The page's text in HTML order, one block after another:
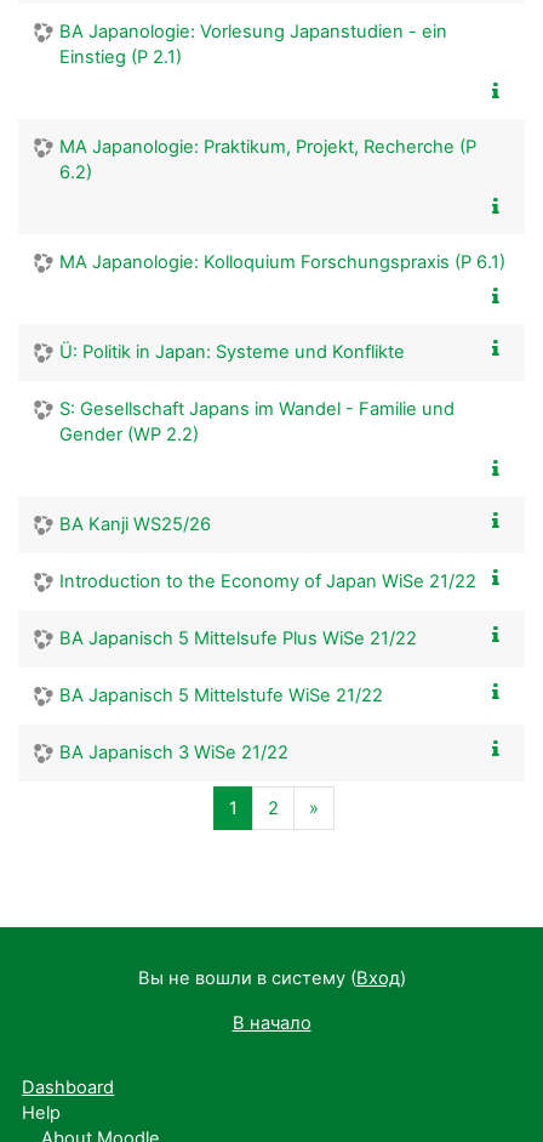
BA Japanologie: Vorlesung Japanstudien - ein
Einstieg (P 2.1)
MA Japanologie: Praktikum, Projekt, Recherche (P
6.2)
MA Japanologie: Kolloquium Forschungspraxis (P 6.1)
Ü: Politik in Japan: Systeme und Konflikte
S: Gesellschaft Japans im Wandel - Familie und
Gender (WP 2.2)
BA Kanji WS25/26
Introduction to the Economy of Japan WiSe 21/22
BA Japanisch 5 Mittelsufe Plus WiSe 21/22
BA Japanisch 5 Mittelstufe WiSe 21/22
BA Japanisch 3 WiSe 21/22
1 Страница 1
2Страница 2
»Следующая страница
Вы не вошли в систему (Вход)
В начало
Dashboard
Help